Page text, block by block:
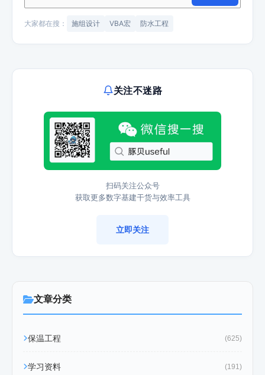
大家都在搜： 施组设计 VBA宏 防水工程
关注不迷路
扫码关注公众号
获取更多数字基建干货与效率工具
立即关注
文章分类
保温工程 (625)
学习资料 (191)